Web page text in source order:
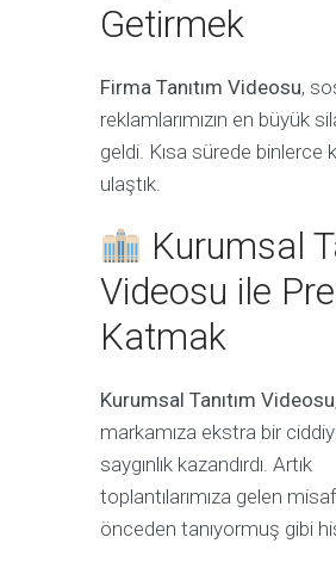
Getirmek
Firma Tanıtım Videosu,
reklamlarımızın en büyük
geldi. Kısa sürede binlerce
ulaştık.
Kurumsal
Videosu ile
Katmak
Kurumsal Tanıtım Videosu
markamıza ekstra bir
saygınlık kazandırdı. Artık
toplantılarımıza gelen
önceden tanıyormuş gibi